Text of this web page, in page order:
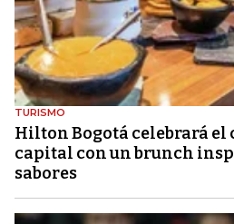
TURISMO
Hilton Bogotá celebrará el
capital con un brunch
sabores